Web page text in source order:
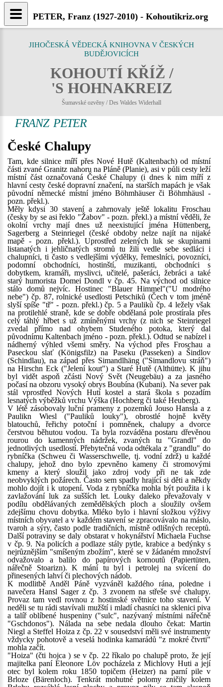
JIHOČESKÁ VĚDECKÁ KNIHOVNA V ČESKÝCH
BUDĚJOVICÍCH
KOHOUTÍ KŘÍŽ /
'S HOHNAKREIZ
Šumavské ozvěny / Des Waldes Widerhall
FRANZ PETER
České Chalupy
Tam, kde silnice míří přes Nové Hutě (Kaltenbach) od místní
části zvané Granitz nahoru na Pláně (Planie), asi v půli cesty leží
místní část označovaná České Chalupy (i dnes k nim míří z
hlavní cesty české dopravní značení, na starších mapách je však
původní německé místní jméno Böhmhäuser či Böhmhäusl -
pozn. překl.).
Měly kdysi 30 stavení a zahrnovaly ještě lokalitu Froschau
(česky by se asi řeklo "Žabov" - pozn. překl.) a místní věděli, že
okolní vrchy mají dnes už neexistující jména Hüttenberg,
Sagerberg a Steinriegel (české obdoby nelze najít na nijaké
mapě - pozn. překl.). Uprostřed zelených luk se skupinami
listanatých i jehličnatých stromů tu žili vedle sebe sedláci i
chalupníci, ti často s vedlejšími výdělky, řemeslníci, povozníci,
podomní obchodníci, hostinští, muzikanti, obchodníci s
dobytkem, kramáři, myslivci, učitelé, pašeráci, žebráci a také
starý humorista Domei Dondl v čp. 45. Na východ od silnice
stálo domů nejvíc. Hostinec "Blauer Himmel"("U modrého
nebe") čp. 87, rolnické usedlosti Petschiků (Čech v tom jméně
slyší spíše "tř" - pozn. překl.) čp. 5 a Pauliků čp. 4 ležely však
na protilehlé straně, kde se dobře obdělaná pole prostírala přes
celý táhlý hřbet s už zmíněnými vrchy (z nich se Steinriegel
zvedal přímo nad ohybem Studeného potoka, který dal
původnímu Kaltenbach jméno - pozn. překl.). Odtud se nabízel i
nádherný výhled všemi směry. Na východ přes Froschau a
Paseckou slať (Königsfilz) na Paseku (Passeken) a Šindlov
(Schindlau), na západ přes Simandlhäng ("Simandlovu stráň")
na Hirschn Eck ("Jelení kout") a Staré Hutě (Althütte). K jihu
byl vidět aspoň zčásti Nový Svět (Neugebäu) a za jasného
počasí na obzoru vysoký obrys Boubína (Kubani). Na sever pak
stál vprostřed Nových Hutí kostel a stará škola s pozadím
lesnatých výběžků vrchu Výška (Hochberg či také Heuberg).
V létě zásobovaly luční prameny z pozemků Jouso Hansla a z
Paulikn Wiesl ("Pauliků louky"), obrostlé hojně květy
blatouchů, řeřichy potoční i pomněnek, chalupy a dvorce
čerstvou běhutou vodou. Ta byla rozváděna postaru dřevěnou
rourou do kamenných nádržek, zvaných tu "Grandl" do
jednotlivých usedlostí. Přebytečná voda odtékala z "grandlu" do
rybníčka (Schweu či Wasserschwelle, tj. vodní zdrž) u každé
chalupy, jehož dno bylo zpevněno kameny či stromovými
kmeny a který sloužil jako zdroj vody při ne tak zde
neobvyklých požárech. Často sem spadly hrající si děti a někdy
mohlo dojít i k utopení. Voda z rybníčka mohla být použita i k
zavlažování luk za sušších let. Louky daleko převažovaly v
podílu obdělávaných zemědělských ploch a sloužily ovšem
zdejšímu chovu dobytka. Mléko bylo i hlavní složkou výživy
místních obyvatel a v každém stavení se zpracovávalo na máslo,
tvaroh a sýry, často podle tradičních, místně odlišných receptů.
Další potraviny se daly obstarat v hokynářství Michaela Fuchse
v čp. 9. Na policích a podlaze stály pytle, krabice a bedýnky s
nejrůznějším "smíšeným zbožím", které se v žádaném množství
odvažovalo a balilo do papírových kornoutů (Papiertüten,
nářečně Stoarizn). K mání tu byl i petrolej na svícení do
přinesených lahví či plechových nádob.
K modlitbě Anděl Páně vyzváněl každého rána, poledne i
navečera Hansl Sager z čp. 3 zvonem na střeše své chalupy.
Provaz tam vedl rovnou z hostinské světnice toho stavení. V
neděli se tu rádi stavívali mužští i mladí chasníci na sklenici piva
a talíř oblíbené huspeniny ("sulc", nazývaný místními nářečně
"Gschdonos"). Nálada na sebe nedala dlouho čekat: Martin
Niegl a Steffel Hoiza z čp. 22 v sousedství měli své instrumenty
vždycky pohotově a veselá hodinka kamarádů "z mokré čtvrti"
mohla začít.
"Hoiza" (čti hojca ) se v čp. 22 říkalo po chalupě proto, že její
majitelka paní Eleonore Löv pocházela z Michlovy Huti a její
otec byl kolem roku 1850 topičem (Heizer) na parní pile v
Brloze (Bärenloch). Tenkrát mohutné polomy zničily kolem
PETER, Franz (1927-2010) - Kohoutikriz.org